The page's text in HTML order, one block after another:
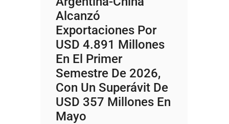
Alcanzó
Exportaciones Por
USD 4.891 Millones
En El Primer
Semestre De 2026,
Con Un Superávit De
USD 357 Millones En
Mayo